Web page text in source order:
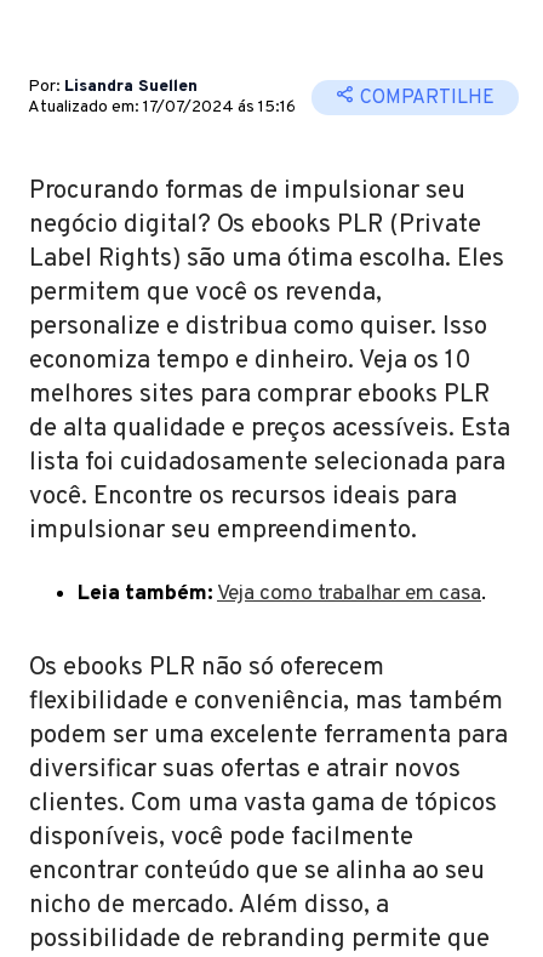
Por: Lisandra Suellen
Atualizado em: 17/07/2024 ás 15:16
COMPARTILHE
Procurando formas de impulsionar seu
negócio digital? Os ebooks PLR (Private
Label Rights) são uma ótima escolha. Eles
permitem que você os revenda,
personalize e distribua como quiser. Isso
economiza tempo e dinheiro. Veja os 10
melhores sites para comprar ebooks PLR
de alta qualidade e preços acessíveis. Esta
lista foi cuidadosamente selecionada para
você. Encontre os recursos ideais para
impulsionar seu empreendimento.
Leia também:Veja como trabalhar em casa.
Os ebooks PLR não só oferecem
flexibilidade e conveniência, mas também
podem ser uma excelente ferramenta para
diversificar suas ofertas e atrair novos
clientes. Com uma vasta gama de tópicos
disponíveis, você pode facilmente
encontrar conteúdo que se alinha ao seu
nicho de mercado. Além disso, a
possibilidade de rebranding permite que